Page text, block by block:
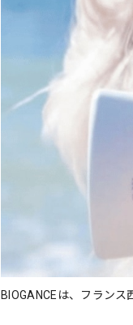
BIOGANCEは、フラン